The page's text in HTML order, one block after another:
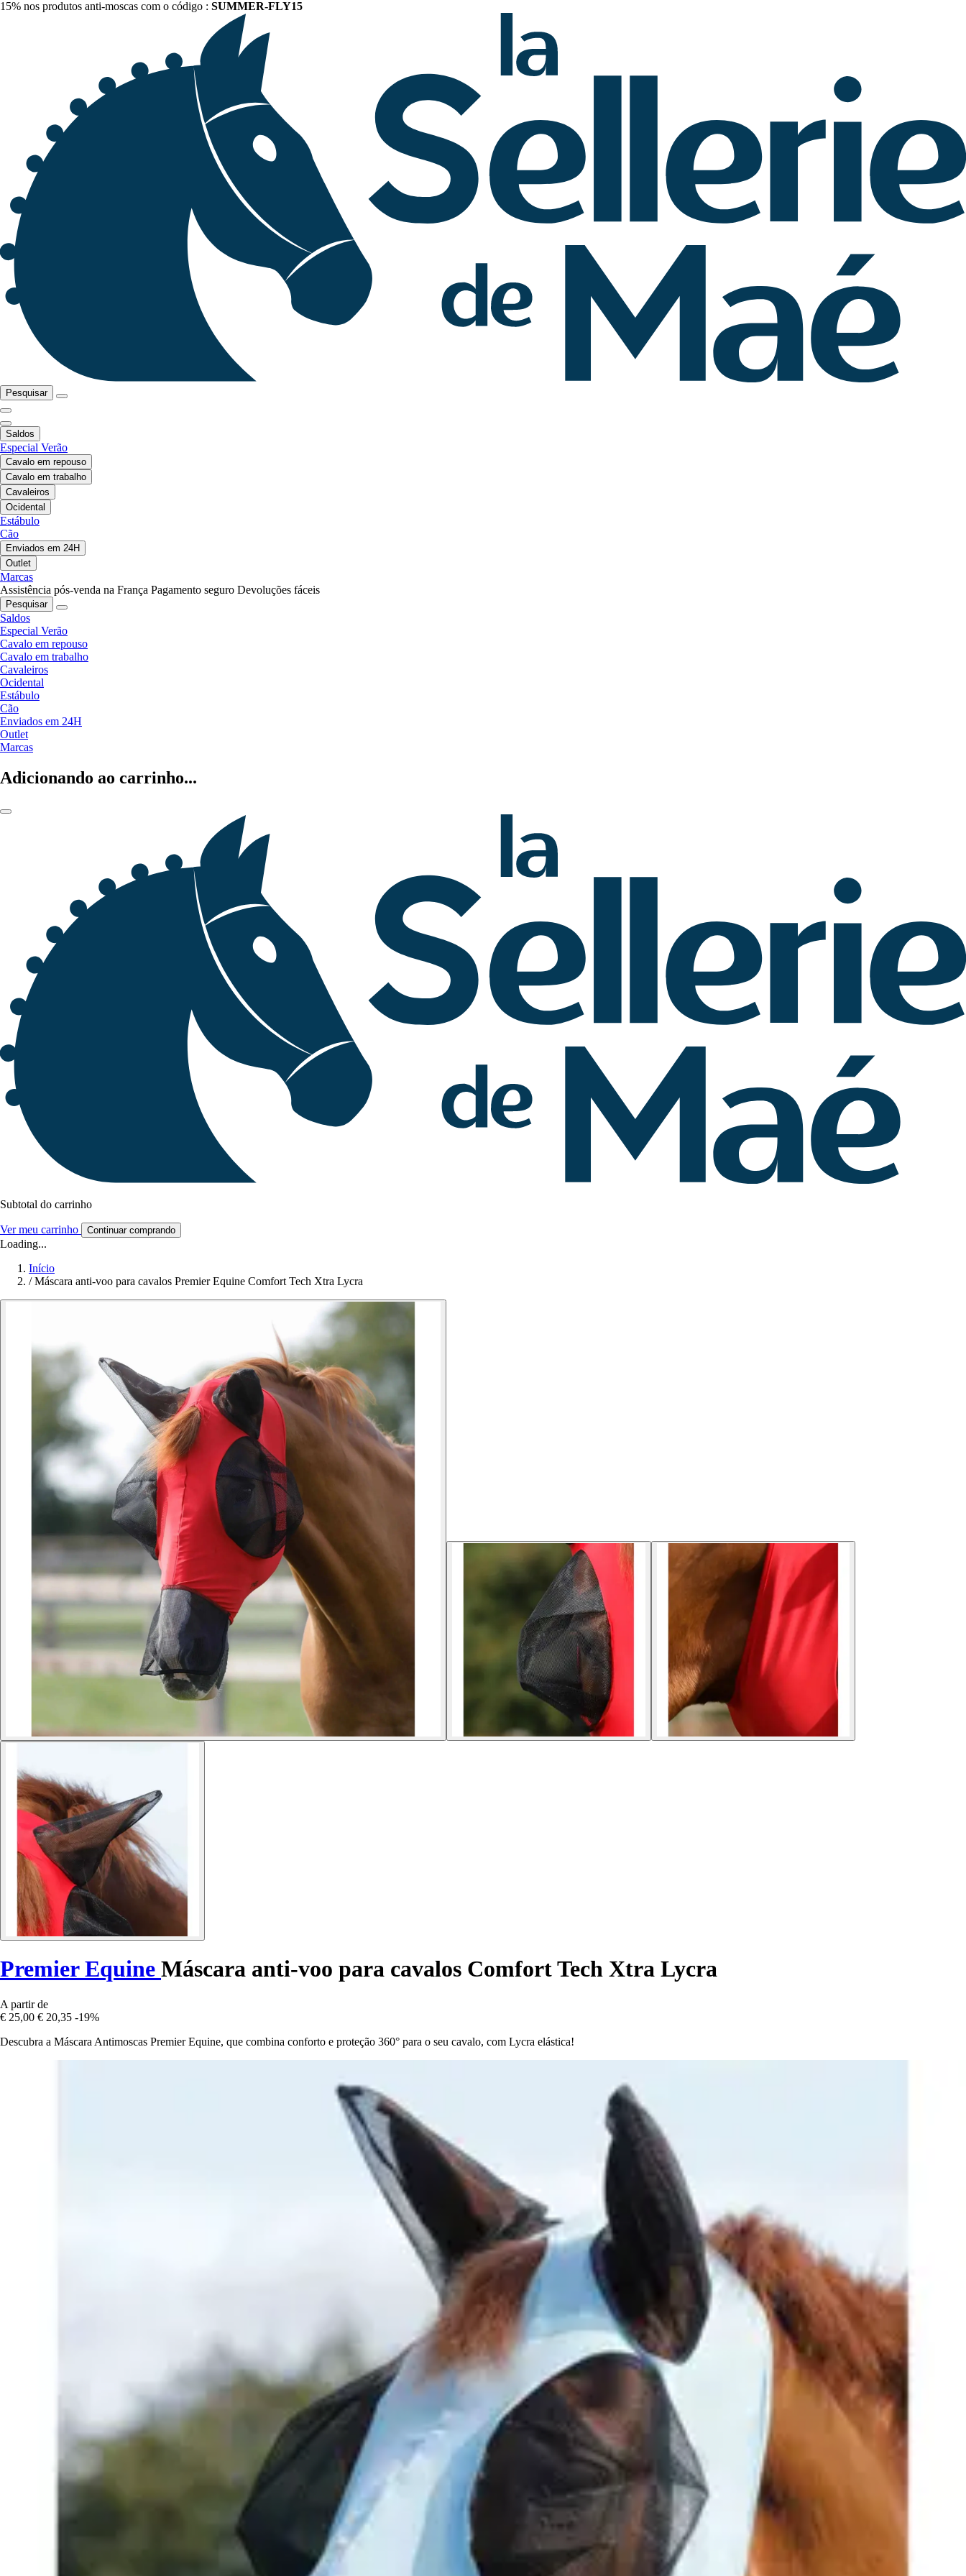
15% nos produtos anti-moscas com o código : SUMMER-FLY15
Pesquisar
Saldos
Especial Verão
Cavalo em repouso
Cavalo em trabalho
Cavaleiros
Ocidental
Estábulo
Cão
Enviados em 24H
Outlet
Marcas
Assistência pós-venda na França Pagamento seguro Devoluções fáceis
Pesquisar
Saldos
Especial Verão
Cavalo em repouso
Cavalo em trabalho
Cavaleiros
Ocidental
Estábulo
Cão
Enviados em 24H
Outlet
Marcas
Adicionando ao carrinho...
Subtotal do carrinho
Ver meu carrinho Continuar comprando
Loading...
Início
/ Máscara anti-voo para cavalos Premier Equine Comfort Tech Xtra Lycra
Premier Equine Máscara anti-voo para cavalos Comfort Tech Xtra Lycra
A partir de
€ 25,00 € 20,35 -19%
Descubra a Máscara Antimoscas Premier Equine, que combina conforto e proteção 360° para o seu cavalo, com Lycra elástica!